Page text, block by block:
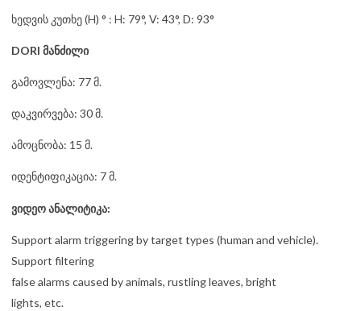
ხედვის კუთხე (H) ° : H: 79°, V: 43°, D: 93°
DORI მანძილი
გამოვლენა: 77 მ.
დაკვირვება: 30 მ.
ამოცნობა: 15 მ.
იდენტიფიკაცია: 7 მ.
ვიდეო ანალიტიკა:
Support alarm triggering by target types (human and vehicle).
Support filtering
false alarms caused by animals, rustling leaves, bright
lights, etc.